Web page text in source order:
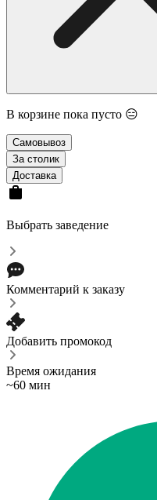
В корзине пока пусто 😑
Самовывоз
За столик
Доставка
Выбрать заведение
Комментарий к заказу
Добавить промокод
Время ожидания
~60 мин